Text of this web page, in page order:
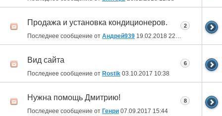
Продажа и установка кондиционеров.
Последнее сообщение от Андрей939 19.02.2018 22:05
2
Вид сайта
Последнее сообщение от Rostik 03.10.2017 10:38
6
Нужна помощь Дмитрию!
Последнее сообщение от Генри 07.09.2017 15:44
8